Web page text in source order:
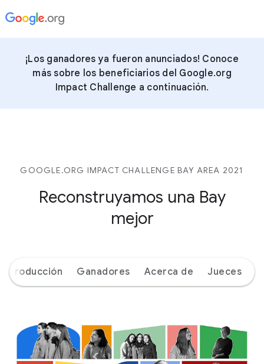
¡Los ganadores ya fueron anunciados! Conoce
más sobre los beneficiarios del Google.org
Impact Challenge a continuación.
GOOGLE.ORG IMPACT CHALLENGE BAY AREA 2021
Reconstruyamos una Bay
mejor
Introducción Ganadores Acerca de Jueces